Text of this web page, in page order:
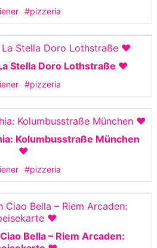
#pizzeria
Stella Doro Lothstraße ❤️
#pizzeria
Kolumbusstraße München
❤️
#pizzeria
Bella – Riem Arcaden: